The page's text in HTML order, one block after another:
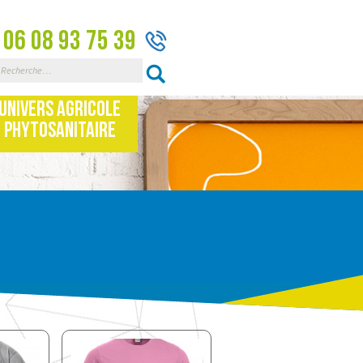
06 08 93 75 39
Rechercher :
Univers Agricole
Phytosanitaire